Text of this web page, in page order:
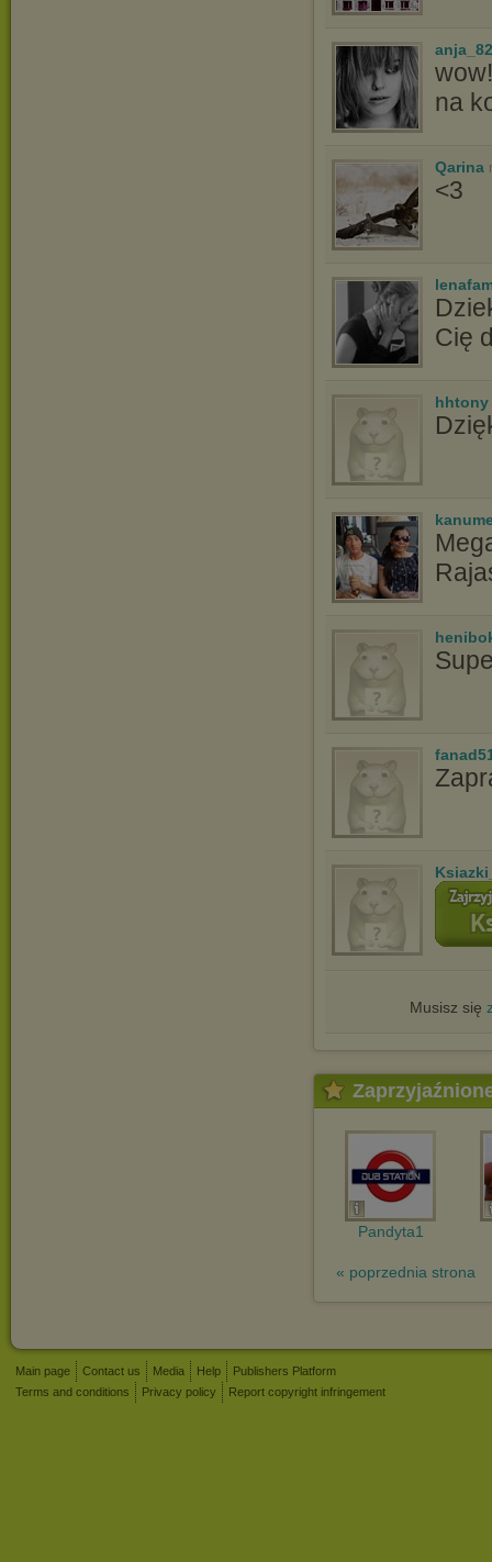
anja_82
na
Qarina
<3
Cię
hhtony
Musisz się
Pandyta1
« poprzednia strona
Main page Contact us Media Help
Publishers Platform
Terms and conditions
Privacy policy Report copyright infringement